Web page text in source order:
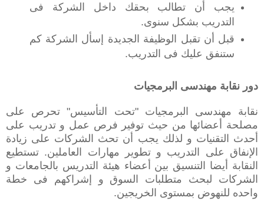
‫يجب أن تطالب بحقك داخل الشركة فى
التدريب بشكل سنوى.‬
‫قبل أن تقبل الوظيفة الجديدة إسأل الشركة كم
ستنفق عليك فى التدريب.‬
دور نقابة مهندسى البرمجيات‬
‫نقابة مهندسى البرمجيات "تحت التأسيس" تحرص على
مصلحة أعضائها من حيث توفير فرص عمل و تدريب على
أحدث التقنيات و لذلك يجب أن تحث الشركات على زيادة
الإنفاق على التدريب و تطوير مهارات العاملين. تستطيع
النقابة أيضا التنسيق بين أعضاء هيئة التدريس بالجامعات و
الشركات لبحث متطلبات السوق و إشراكهم فى خطة
واحده للنهوض بمستوى الخريجين.